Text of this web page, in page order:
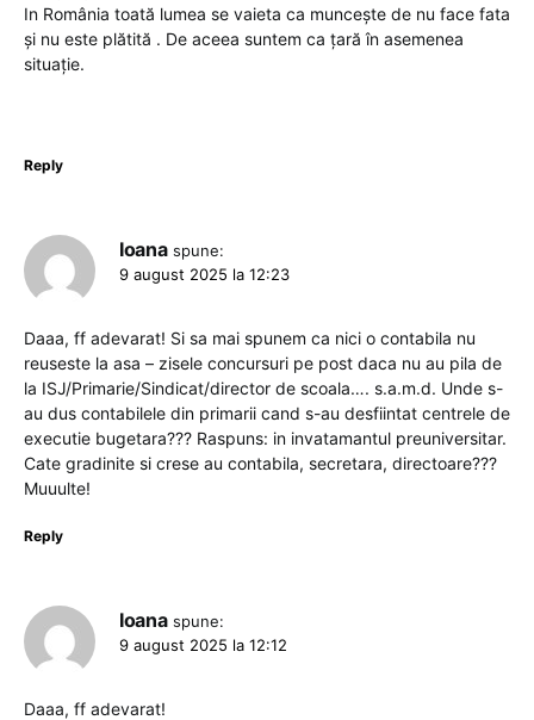
In România toată lumea se vaieta ca muncește de nu face fata
și nu este plătită . De aceea suntem ca țară în asemenea
situație.
Reply
Ioana spune:
9 august 2025 la 12:23
Daaa, ff adevarat! Si sa mai spunem ca nici o contabila nu
reuseste la asa – zisele concursuri pe post daca nu au pila de
la ISJ/Primarie/Sindicat/director de scoala…. s.a.m.d. Unde s-
au dus contabilele din primarii cand s-au desfiintat centrele de
executie bugetara??? Raspuns: in invatamantul preuniversitar.
Cate gradinite si crese au contabila, secretara, directoare???
Muuulte!
Reply
Ioana spune:
9 august 2025 la 12:12
Daaa, ff adevarat!